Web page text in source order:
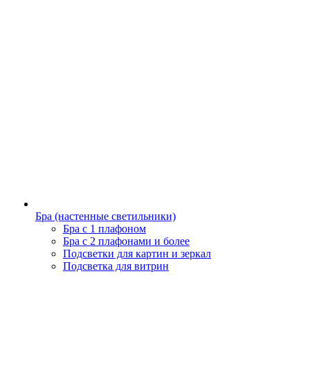
Бра (настенные светильники)
Бра с 1 плафоном
Бра с 2 плафонами и более
Подсветки для картин и зеркал
Подсветка для витрин